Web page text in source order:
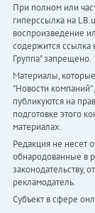
При полном или
гиперссылка на
воспроизведение
содержится ссылка
Группа" запрещено.
Материалы,
"Новости
публикуются на
подготовке этого
материалах.
Редакция не несет
обнародованные в
законодательству,
рекламодатель.
Субъект в сфере